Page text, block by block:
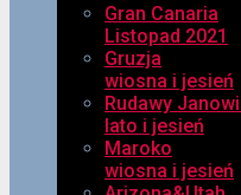
Gran Canaria
Listopad 2021
Gruzja
wiosna i jesień
Rudawy
lato i jesień
Maroko
wiosna i jesień